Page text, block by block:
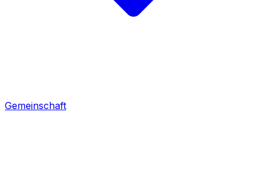
Gemeinschaft